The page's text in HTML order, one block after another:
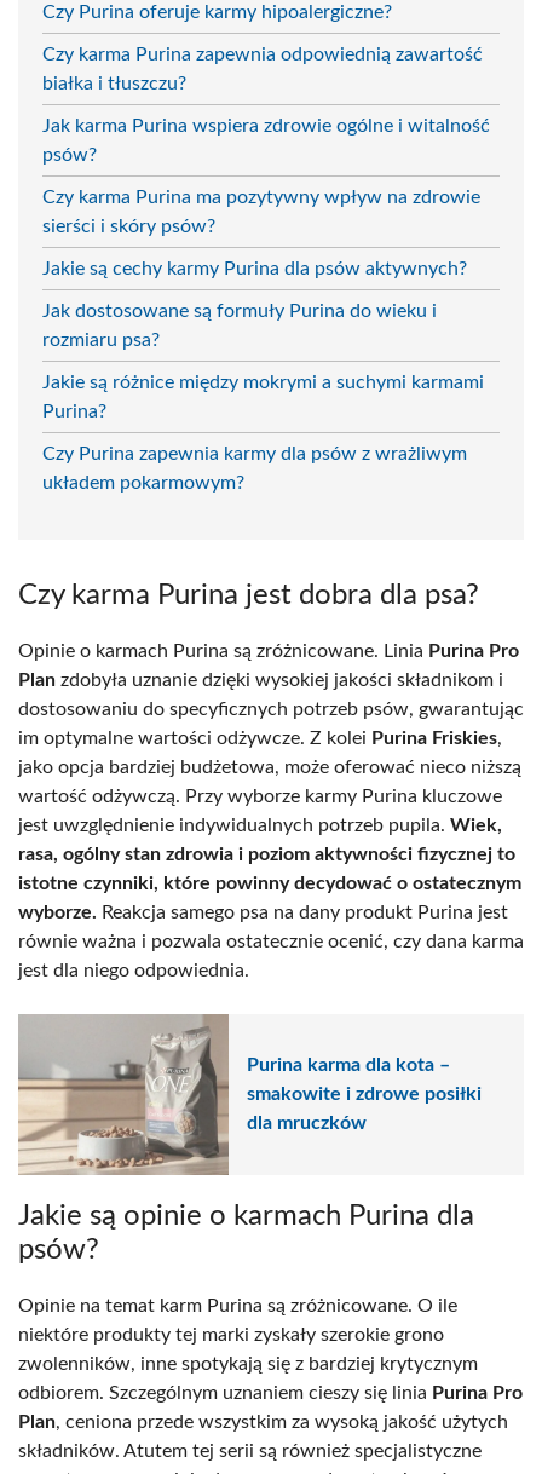
Czy Purina oferuje karmy hipoalergiczne?
Czy karma Purina zapewnia odpowiednią zawartość
białka i tłuszczu?
Jak karma Purina wspiera zdrowie ogólne i witalność
psów?
Czy karma Purina ma pozytywny wpływ na zdrowie
sierści i skóry psów?
Jakie są cechy karmy Purina dla psów aktywnych?
Jak dostosowane są formuły Purina do wieku i
rozmiaru psa?
Jakie są różnice między mokrymi a suchymi karmami
Purina?
Czy Purina zapewnia karmy dla psów z wrażliwym
układem pokarmowym?
Czy karma Purina jest dobra dla psa?
Opinie o karmach Purina są zróżnicowane. Linia Purina Pro
Plan zdobyła uznanie dzięki wysokiej jakości składnikom i
dostosowaniu do specyficznych potrzeb psów, gwarantując
im optymalne wartości odżywcze. Z kolei Purina Friskies,
jako opcja bardziej budżetowa, może oferować nieco niższą
wartość odżywczą. Przy wyborze karmy Purina kluczowe
jest uwzględnienie indywidualnych potrzeb pupila. Wiek,
rasa, ogólny stan zdrowia i poziom aktywności fizycznej to
istotne czynniki, które powinny decydować o ostatecznym
wyborze. Reakcja samego psa na dany produkt Purina jest
równie ważna i pozwala ostatecznie ocenić, czy dana karma
jest dla niego odpowiednia.
Purina karma dla kota –
smakowite i zdrowe posiłki
dla mruczków
Jakie są opinie o karmach Purina dla
psów?
Opinie na temat karm Purina są zróżnicowane. O ile
niektóre produkty tej marki zyskały szerokie grono
zwolenników, inne spotykają się z bardziej krytycznym
odbiorem. Szczególnym uznaniem cieszy się linia Purina Pro
Plan, ceniona przede wszystkim za wysoką jakość użytych
składników. Atutem tej serii są również specjalistyczne